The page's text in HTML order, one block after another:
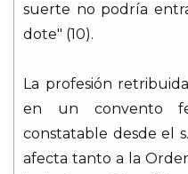
suerte no podría
dote" (10).
La profesión
en un convento
constatable desde el
afecta tanto a la